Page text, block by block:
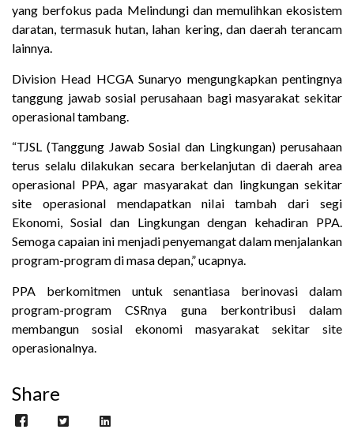
yang berfokus pada Melindungi dan memulihkan ekosistem
daratan, termasuk hutan, lahan kering, dan daerah terancam
lainnya.
Division Head HCGA Sunaryo mengungkapkan pentingnya
tanggung jawab sosial perusahaan bagi masyarakat sekitar
operasional tambang.
“TJSL (Tanggung Jawab Sosial dan Lingkungan) perusahaan
terus selalu dilakukan secara berkelanjutan di daerah area
operasional PPA, agar masyarakat dan lingkungan sekitar
site operasional mendapatkan nilai tambah dari segi
Ekonomi, Sosial dan Lingkungan dengan kehadiran PPA.
Semoga capaian ini menjadi penyemangat dalam menjalankan
program-program di masa depan,” ucapnya.
PPA berkomitmen untuk senantiasa berinovasi dalam
program-program CSRnya guna berkontribusi dalam
membangun sosial ekonomi masyarakat sekitar site
operasionalnya.
Share